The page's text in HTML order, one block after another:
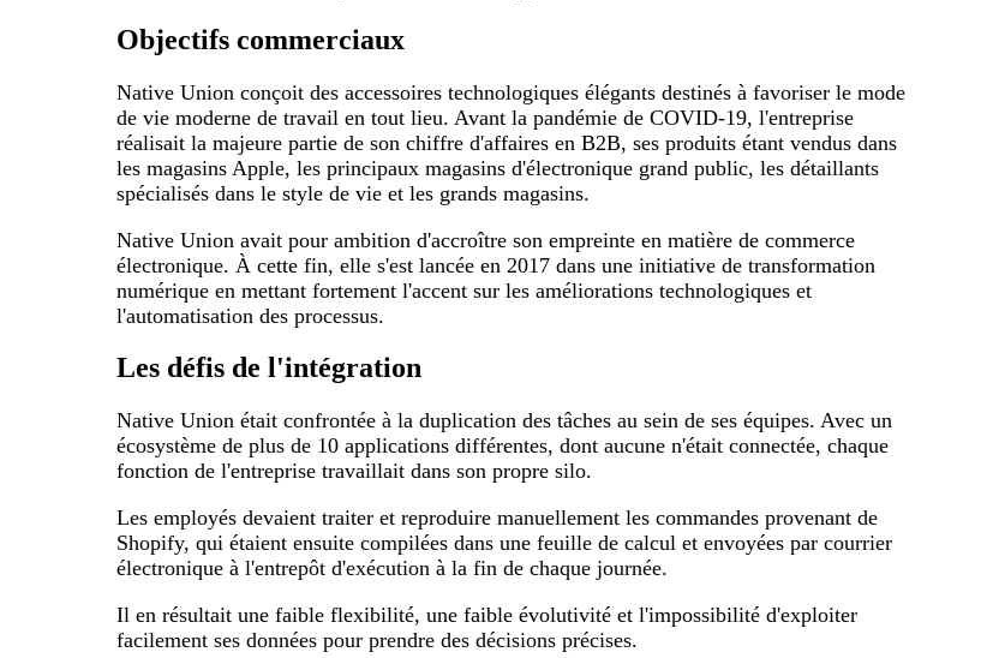
Objectifs commerciaux
Native Union conçoit des accessoires technologiques élégants destinés à favoriser le mode
de vie moderne de travail en tout lieu. Avant la pandémie de COVID-19, l'entreprise
réalisait la majeure partie de son chiffre d'affaires en B2B, ses produits étant vendus dans
les magasins Apple, les principaux magasins d'électronique grand public, les détaillants
spécialisés dans le style de vie et les grands magasins.
Native Union avait pour ambition d'accroître son empreinte en matière de commerce
électronique. À cette fin, elle s'est lancée en 2017 dans une initiative de transformation
numérique en mettant fortement l'accent sur les améliorations technologiques et
l'automatisation des processus.
Les défis de l'intégration
Native Union était confrontée à la duplication des tâches au sein de ses équipes. Avec un
écosystème de plus de 10 applications différentes, dont aucune n'était connectée, chaque
fonction de l'entreprise travaillait dans son propre silo.
Les employés devaient traiter et reproduire manuellement les commandes provenant de
Shopify, qui étaient ensuite compilées dans une feuille de calcul et envoyées par courrier
électronique à l'entrepôt d'exécution à la fin de chaque journée.
Il en résultait une faible flexibilité, une faible évolutivité et l'impossibilité d'exploiter
facilement ses données pour prendre des décisions précises.